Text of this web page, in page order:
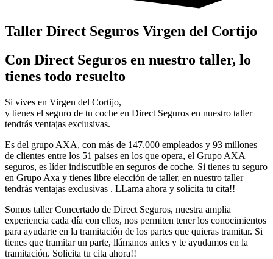
Taller Direct Seguros Virgen del Cortijo
Con Direct Seguros en nuestro taller, lo
tienes todo resuelto
Si vives en Virgen del Cortijo,
y tienes el seguro de tu coche en Direct Seguros en nuestro taller
tendrás ventajas exclusivas.
Es del grupo AXA, con más de 147.000 empleados y 93 millones
de clientes entre los 51 paises en los que opera, el Grupo AXA
seguros, es líder indiscutible en seguros de coche. Si tienes tu seguro
en Grupo Axa y tienes libre elección de taller, en nuestro taller
tendrás ventajas exclusivas . LLama ahora y solicita tu cita!!
Somos taller Concertado de Direct Seguros, nuestra amplia
experiencia cada día con ellos, nos permiten tener los conocimientos
para ayudarte en la tramitación de los partes que quieras tramitar. Si
tienes que tramitar un parte, llámanos antes y te ayudamos en la
tramitación. Solicita tu cita ahora!!